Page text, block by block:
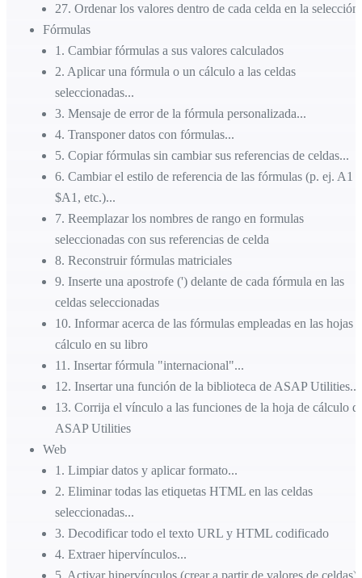
27. Ordenar los valores dentro de cada celda en la
Fórmulas
1 . Cambiar fórmulas a sus valores calculados
2. Aplicar una fórmula o un cálculo a las celdas
seleccionadas...
3. Mensaje de error de la fórmula personalizada...
4. Transponer datos con fórmulas...
5. Copiar fórmulas sin cambiar sus referencias de celdas...
6. Cambiar el estilo de referencia de las fórmulas (p. ej. A1 a
$A1, etc.)...
7. Reemplazar los nombres de rango en formulas
seleccionadas con sus referencias de celda
8. Reconstruir fórmulas matriciales
9. Inserte una apostrofe (') delante de cada fórmula en las
celdas seleccionadas
10. Informar acerca de las fórmulas empleadas en las hojas
cálculo en su libro
11 . Insertar fórmula "internacional"...
12. Insertar una función de la biblioteca de ASAP Utilities...
13. Corrija el vínculo a las funciones de la hoja de cálculo
ASAP Utilities
Web
1 . Limpiar datos y aplicar formato...
2. Eliminar todas las etiquetas HTML en las celdas
seleccionadas...
3. Decodificar todo el texto URL y HTML codificado
4. Extraer hipervínculos...
5. Activar hipervínculos (crear a partir de valores de